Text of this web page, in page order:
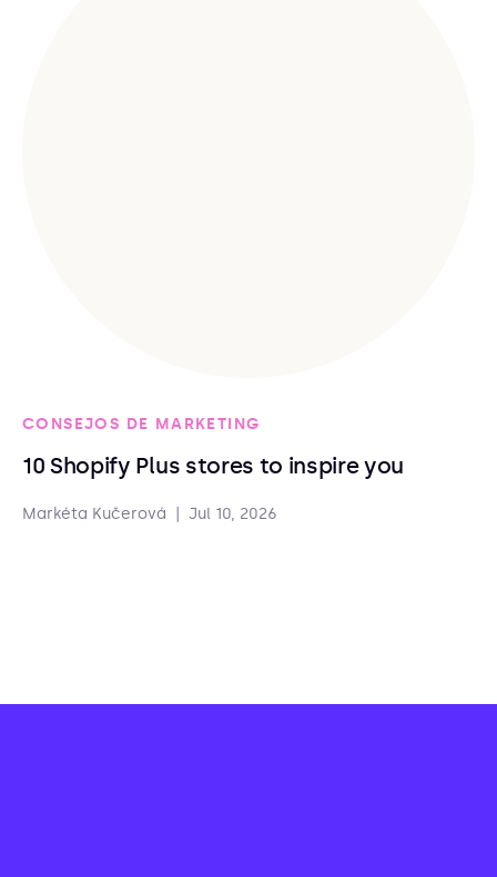
CONSEJOS DE MARKETING
10 Shopify Plus stores to inspire you
Markéta Kučerová Jul 10, 2026